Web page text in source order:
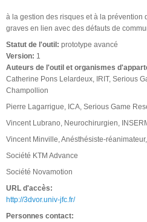
à la gestion des risques et à la prévention
graves en lien avec des défauts de
Statut de l'outil: prototype avancé
Version: 1
Auteurs de l'outil et organismes
Catherine Pons Lelardeux, IRIT, Serious
Champollion
Pierre Lagarrigue, ICA, Serious Game
Vincent Lubrano, Neurochirurgien,
Vincent Minville, Anésthésiste-
Société KTM Advance
Société Novamotion
URL d'accès:
http://3dvor.univ-jfc.fr/
Personnes contact: